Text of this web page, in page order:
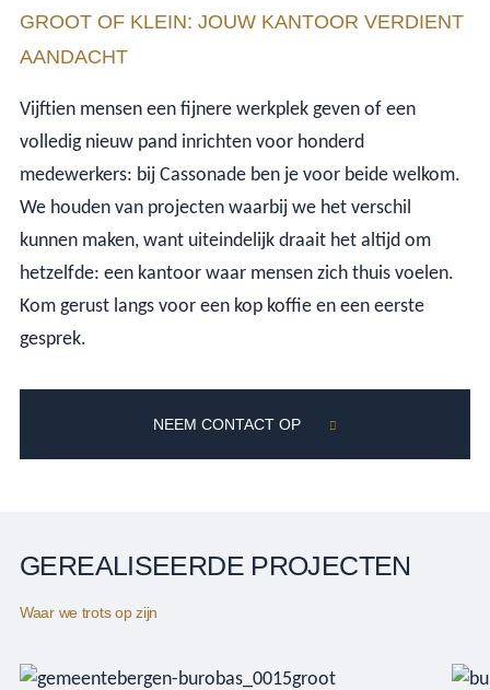
GROOT OF KLEIN: JOUW KANTOOR VERDIENT
AANDACHT
Vijftien mensen een fijnere werkplek geven of een
volledig nieuw pand inrichten voor honderd
medewerkers: bij Cassonade ben je voor beide welkom.
We houden van projecten waarbij we het verschil
kunnen maken, want uiteindelijk draait het altijd om
hetzelfde: een kantoor waar mensen zich thuis voelen.
Kom gerust langs voor een kop koffie en een eerste
gesprek.
NEEM CONTACT OP
GEREALISEERDE PROJECTEN
Waar we trots op zijn